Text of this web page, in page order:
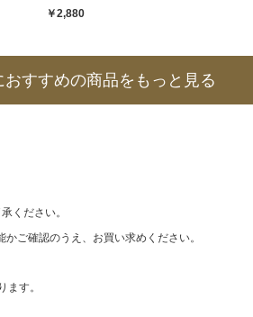
￥2,880
おすすめの商品をもっと見る
ください。
ご確認のうえ、お買い求めください。
す。